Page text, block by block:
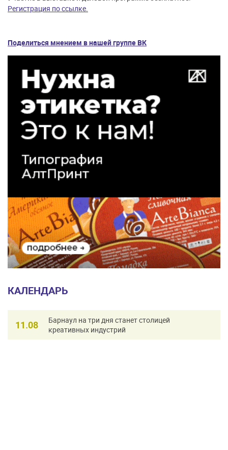
Регистрация по ссылке.
Поделиться мнением в нашей группе ВК
КАЛЕНДАРЬ
11.08
Барнаул на три дня станет столицей
креативных индустрий